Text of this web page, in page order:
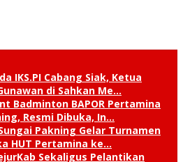
IKS.PI Cabang Siak, Ketua
di Sahkan Me…
Badminton BAPOR Pertamina
Resmi Dibuka, In…
Pakning Gelar Turnamen
HUT Pertamina ke…
Sekaligus Pelantikan